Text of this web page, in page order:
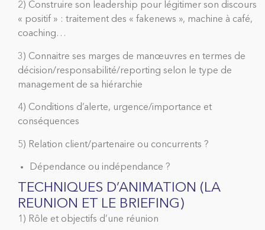
2) Construire son leadership pour légitimer son discours
« positif » : traitement des « fakenews », machine à café,
coaching…
3) Connaitre ses marges de manœuvres en termes de
décision/responsabilité/reporting selon le type de
management de sa hiérarchie
4) Conditions d’alerte, urgence/importance et
conséquences
5) Relation client/partenaire ou concurrents ?
Dépendance ou indépendance ?
TECHNIQUES D’ANIMATION (LA
REUNION ET LE BRIEFING)
1) Rôle et objectifs d’une réunion